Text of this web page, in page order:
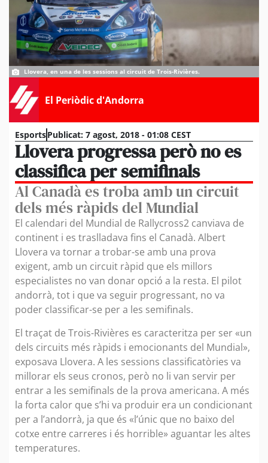
Llovera, en una de les sessions al circuit de Trois-Rivières.
El Periòdic d'Andorra
EsportsPublicat: 7 agost, 2018 - 01:08 CEST
Llovera progressa però no es
classifica per semifinals
Al Canadà es troba amb un circuit
dels més ràpids del Mundial
El calendari del Mundial de Rallycross2 canviava de
continent i es traslladava fins el Canadà. Albert
Llovera va tornar a trobar-se amb una prova
exigent, amb un circuit ràpid que els millors
especialistes no van donar opció a la resta. El pilot
andorrà, tot i que va seguir progressant, no va
poder classificar-se per a les semifinals.
El traçat de Trois-Rivières es caracteritza per ser «un
dels circuits més ràpids i emocionants del Mundial»,
exposava Llovera. A les sessions classificatòries va
millorar els seus cronos, però no li van servir per
entrar a les semifinals de la prova americana. A més
la forta calor que s’hi va produir era un condicionant
per a l’andorrà, ja que és «l’únic que no baixo del
cotxe entre carreres i és horrible» aguantar les altes
temperatures.